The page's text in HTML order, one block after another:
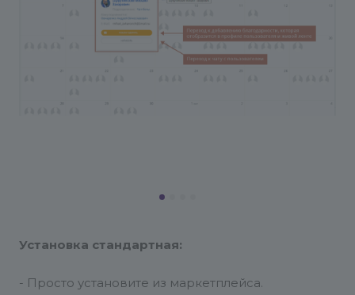
Установка стандартная:
- Просто установите из маркетплейса.